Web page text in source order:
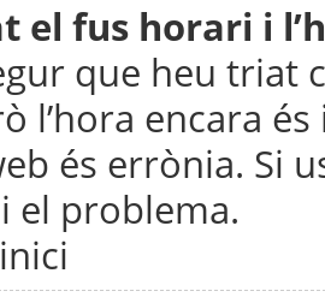
el fus horari i
que heu triat
l’hora encara
és errònia. Si
el problema.